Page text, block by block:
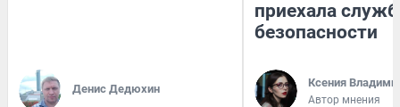
Денис Дедюхин
приехала
безопасности
Ксения
Автор мнения